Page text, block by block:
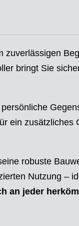
zuverlässigen
bringt Sie
ein zusätzliches
robuste
Nutzung –
an jeder